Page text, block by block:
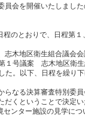
会を開催いたしまし
のとおりで、日程第
木地区衛生組合議会
１号議案 志木地区衛
。以下、日程を繰り
なる決算審査特別委
くということで決定い
ンター施設の見学に